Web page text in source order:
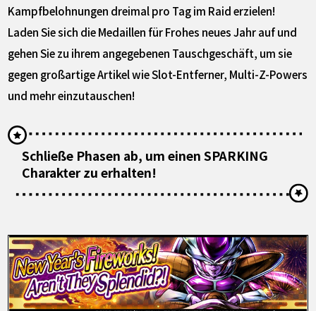
Kampfbelohnungen dreimal pro Tag im Raid erzielen!
Laden Sie sich die Medaillen für Frohes neues Jahr auf und
gehen Sie zu ihrem angegebenen Tauschgeschäft, um sie
gegen großartige Artikel wie Slot-Entferner, Multi-Z-Powers
und mehr einzutauschen!
Schließe Phasen ab, um einen SPARKING
Charakter zu erhalten!